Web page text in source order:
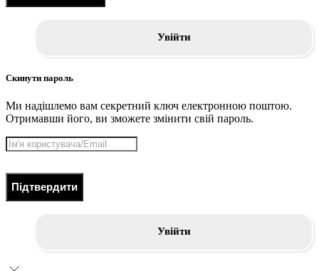
Увійти
Скинути пароль
Ми надішлемо вам секретний ключ електронною поштою.
Отримавши його, ви зможете змінити свій пароль.
Підтвердити
Увійти